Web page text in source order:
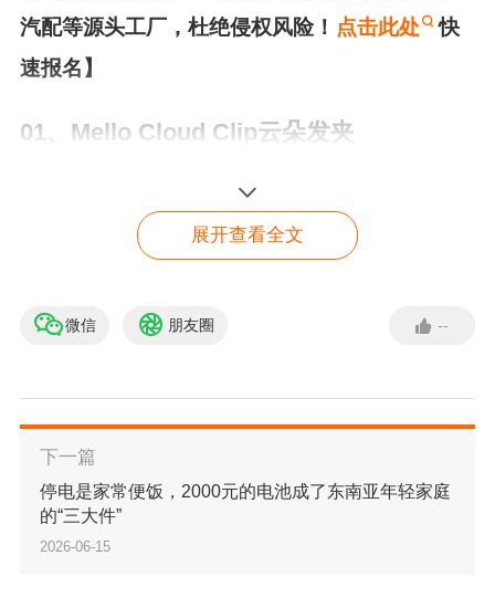
汽配等源头工厂，杜绝侵权风险！ 点击此处
快
速报名】
01、 Mello Cloud Clip云朵发夹
近期，总部位于加拿大的MELLO RETAIL INC委
托DNL ZITO律所在美国弗吉尼亚州发起了版权维
案件号为：2026-cv-1135。
【免费入驻】 亚马逊入驻
立即入驻
展开查看全文
微信 朋友圈 --
下一篇
停电是家常便饭，2000元的电池成了东南亚年轻家庭
的“三大件”
2026-06-15